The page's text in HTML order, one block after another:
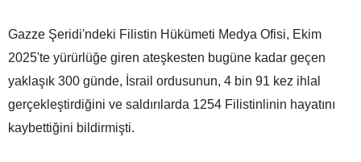
Gazze Şeridi'ndeki Filistin Hükümeti Medya Ofisi, Ekim
2025'te yürürlüğe giren ateşkesten bugüne kadar geçen
yaklaşık 300 günde, İsrail ordusunun, 4 bin 91 kez ihlal
gerçekleştirdiğini ve saldırılarda 1254 Filistinlinin hayatını
kaybettiğini bildirmişti.